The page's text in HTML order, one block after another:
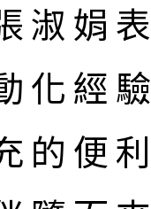
淑娟
化經
的便